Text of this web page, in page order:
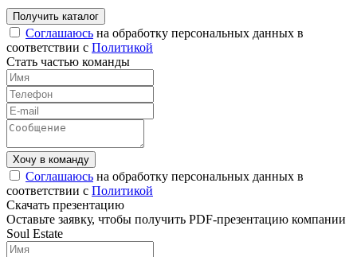
Соглашаюсь на обработку персональных данных в
соответствии с Политикой
Стать частью команды
Соглашаюсь на обработку персональных данных в
соответствии с Политикой
Скачать презентацию
Оставьте заявку, чтобы получить PDF-презентацию компании
Soul Estate